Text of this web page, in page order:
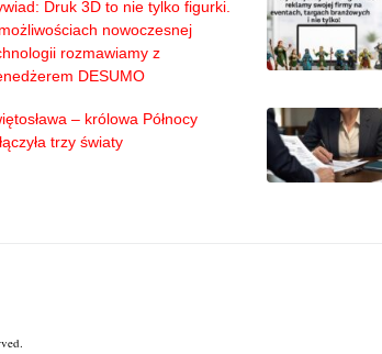
Druk 3D to nie tylko figurki.
nowoczesnej
rozmawiamy z
DESUMO
– królowa Północy
trzy światy